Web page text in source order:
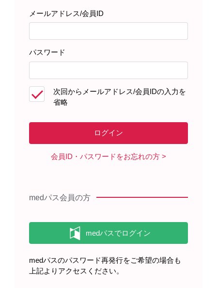
心不全、感染症、全身痙攣、意識障害、脳梗塞、
血栓性微小血管障害、汎血球減少症等)により、致
な知識と経験を有する医師が使用すること。
11. 副作用
11.1 重大な副作用
〈効能共通〉
11.1.4 脳血管障害(0.1～5%未満)
やCT、MRIによる画像診断を行うこと。
注意喚起の設定根拠
本剤と同一成分を含むプログラフの投与による脳梗塞、脳
メールアドレス/会員ID
パスワード
次回からメールアドレス/会員IDの入力を
省略
会員ID・パスワードをお忘れの方
medパス会員の方
medパスのパスワード再発行をご希望の場合も
上記よりアクセスください。